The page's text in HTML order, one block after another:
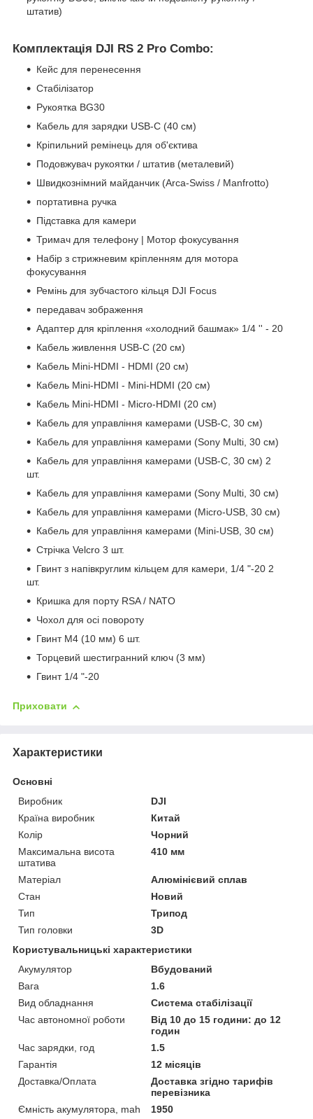
штатив)
Комплектація DJI RS 2 Pro Combo:
Кейс для перенесення
Стабілізатор
Рукоятка BG30
Кабель для зарядки USB-C (40 см)
Кріпильний ремінець для об'єктива
Подовжувач рукоятки / штатив (металевий)
Швидкознімний майданчик (Arca-Swiss / Manfrotto)
портативна ручка
Підставка для камери
Тримач для телефону | Мотор фокусування
Набір з стрижневим кріпленням для мотора
фокусування
Ремінь для зубчастого кільця DJI Focus
передавач зображення
Адаптер для кріплення «холодний башмак» 1/4 '' - 20
Кабель живлення USB-C (20 см)
Кабель Mini-HDMI - HDMI (20 см)
Кабель Mini-HDMI - Mini-HDMI (20 см)
Кабель Mini-HDMI - Micro-HDMI (20 см)
Кабель для управління камерами (USB-C, 30 см)
Кабель для управління камерами (Sony Multi, 30 см)
Кабель для управління камерами (USB-C, 30 см) 2
шт.
Кабель для управління камерами (Sony Multi, 30 см)
Кабель для управління камерами (Micro-USB, 30 см)
Кабель для управління камерами (Mini-USB, 30 см)
Стрічка Velcro 3 шт.
Гвинт з напівкруглим кільцем для камери, 1/4 "-20 2
шт.
Кришка для порту RSA / NATO
Чохол для осі повороту
Гвинт М4 (10 мм) 6 шт.
Торцевий шестигранний ключ (3 мм)
Гвинт 1/4 "-20
Приховати
Характеристики
Основні
Виробник
DJI
Країна виробник
Китай
Колір
Чорний
Максимальна висота
штатива
410 мм
Матеріал
Алюмінієвий сплав
Стан
Новий
Тип
Трипод
Тип головки
3D
Користувальницькі характеристики
Акумулятор
Вбудований
Вага
1.6
Вид обладнання
Система стабілізації
Час автономної роботи
Від 10 до 15 години: до 12
годин
Час зарядки, год
1.5
Гарантія
12 місяців
Доставка/Оплата
Доставка згідно тарифів
перевізника
Ємність акумулятора, mah
1950